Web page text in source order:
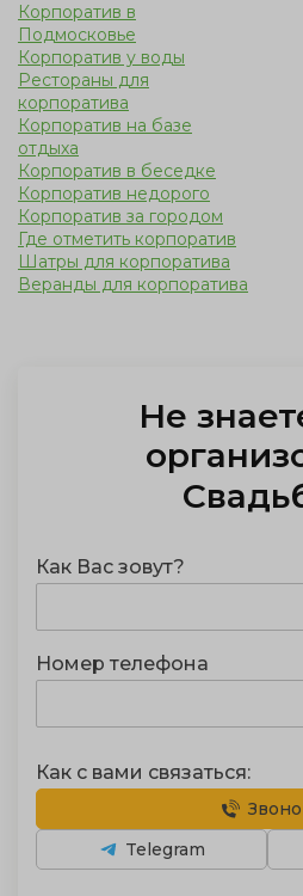
Корпоратив в
Подмосковье
Корпоратив у воды
Рестораны для
корпоратива
Корпоратив на базе
отдыха
Корпоратив в беседке
Корпоратив недорого
Корпоратив за городом
Где отметить корпоратив
Шатры для корпоратива
Веранды для корпоратива
Не
Как Вас зовут?
Номер телефона
Как с вами связаться:
Telegram